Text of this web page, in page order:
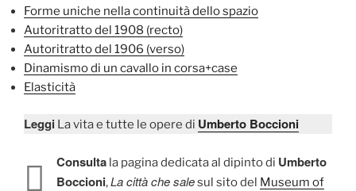
Forme uniche nella continuità dello spazio
Autoritratto del 1908 (recto)
Autoritratto del 1906 (verso)
Dinamismo di un cavallo in corsa+case
Elasticità
Leggi La vita e tutte le opere di Umberto Boccioni
Consulta la pagina dedicata al dipinto di Umberto
Boccioni,La città che salesul sito del Museum of